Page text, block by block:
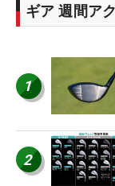
ギア 週間ア
1
2